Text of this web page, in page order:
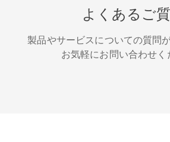
よくあるご
製品やサービスについての質問
お気軽にお問い合わせく